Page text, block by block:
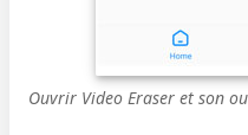
Ouvrir Video Eraser et son